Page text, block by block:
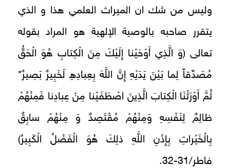
وليس من شك ان الميراث العلمي هذا و الذي
يتقرر صاحبه‏ بالوصية الإلهية هو المراد بقوله
تعالى‏ (وَ الَّذِي أَوْحَيْنا إِلَيْكَ مِنَ الْكِتابِ هُوَ الْحَقُّ
مُصَدِّقاً لِما بَيْنَ يَدَيْهِ إِنَّ اللَّهَ بِعِبادِهِ لَخَبِيرٌ بَصِيرٌ*
ثُمَّ أَوْرَثْنَا الْكِتابَ الَّذِينَ اصْطَفَيْنا مِنْ عِبادِنا فَمِنْهُمْ
ظالِمٌ لِنَفْسِهِ وَمِنْهُمْ مُقْتَصِدٌ وَ مِنْهُمْ سابِقٌ
بِالْخَيْراتِ بِإِذْنِ اللَّهِ ذلِكَ هُوَ الْفَضْلُ الْكَبِيرُ)
فاطر/31-32.